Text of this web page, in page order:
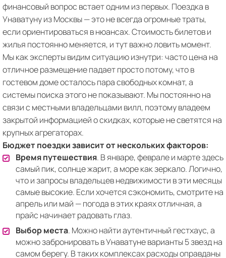
финансовый вопрос встает одним из первых. Поездка в
Унаватуну из Москвы — это не всегда огромные траты,
если ориентироваться в нюансах. Стоимость билетов и
жилья постоянно меняется, и тут важно ловить момент.
Мы как эксперты видим ситуацию изнутри: часто цена на
отличное размещение падает просто потому, что в
гостевом доме осталось пара свободных комнат, а
системы поиска этого не показывают. Мы постоянно на
связи с местными владельцами вилл, поэтому владеем
закрытой информацией о скидках, которые не светятся на
крупных агрегаторах.
Бюджет поездки зависит от нескольких факторов:
Время путешествия. В январе, феврале и марте здесь
самый пик, солнце жарит, а море как зеркало. Логично,
что и запросы владельцев недвижимости в эти месяцы
самые высокие. Если хочется сэкономить, смотрите на
апрель или май — погода в этих краях отличная, а
прайс начинает радовать глаз.
Выбор места. Можно найти аутентичный гестхаус, а
можно забронировать в Унаватуне варианты 5 звезд на
самом берегу. В таких комплексах расходы оправданы